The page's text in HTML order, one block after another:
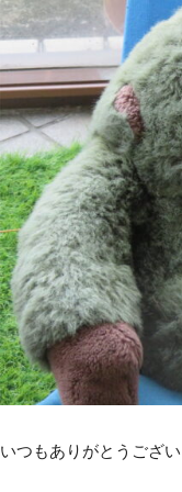
いつもありがとうござ